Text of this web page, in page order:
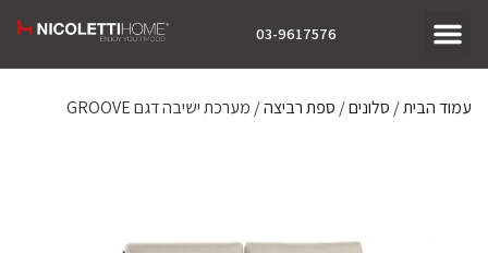
03-9617576
עמוד הבית/ סלונים/ ספת רביצה/ מערכת ישיבה דגם GROOVE